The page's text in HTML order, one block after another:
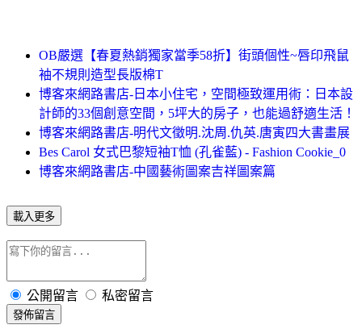
OB嚴選【春夏熱銷獨家當季58折】街頭個性~唇印飛鼠
袖不規則造型長版棉T
博客來網路書店-日本小住宅，空間極致運用術：日本設
計師的33個創意空間，5坪大的房子，也能過舒適生活！
博客來網路書店-明代文徵明.沈周.仇英.唐寅四大書畫展
Bes Carol 女式巴黎短袖T恤 (孔雀藍) - Fashion Cookie_0
博客來網路書店-中國藝術圖案吉祥圖案篇
載入更多
公開留言 私密留言
發佈留言